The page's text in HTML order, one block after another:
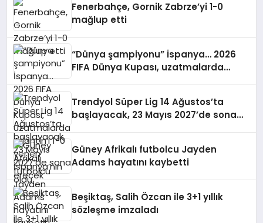
Fenerbahçe, Gornik Zabrze’yi 1-0
mağlup etti
“Dünya şampiyonu” İspanya… 2026
FIFA Dünya Kupası, uzatmalarda
Trendyol Süper Lig 14 Ağustos’ta
başlayacak, 23 Mayıs 2027’de sona
Güney Afrikalı futbolcu Jayden
Adams hayatını kaybetti
Beşiktaş, Salih Özcan ile 3+1 yıllık
sözleşme imzaladı